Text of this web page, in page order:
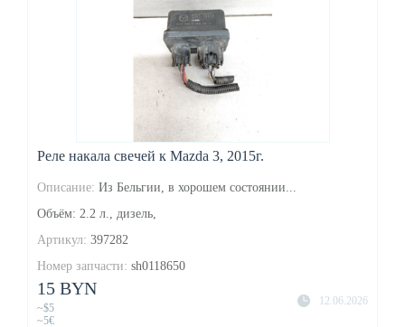
Реле накала свечей к Mazda 3, 2015г.
Описание: Из Бельгии, в хорошем состоянии...
Объём: 2.2 л., дизель,
Артикул: 397282
Номер запчасти: sh0118650
12.06.2026
15 BYN
~$5
~5€